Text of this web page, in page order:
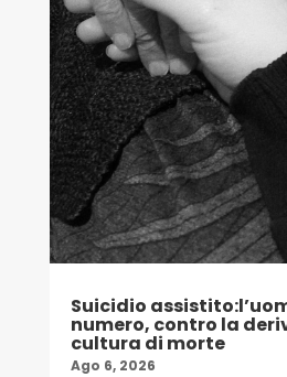
Suicidio
numero, contro la
cultura di morte
Ago 6, 2026